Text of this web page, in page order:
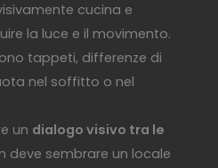
cucina e
la luce e il movimento.
tappeti, differenze di
nel soffitto o nel
un dialogo visivo tra le
deve sembrare un locale